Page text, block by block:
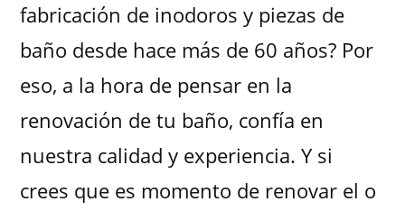
fabricación de inodoros y piezas de
baño desde hace más de 60 años? Por
eso, a la hora de pensar en la
renovación de tu baño, confía en
nuestra calidad y experiencia. Y si
crees que es momento de renovar el o